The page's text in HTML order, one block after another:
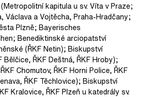
kapitula u sv. Víta v Praze;
Václava a Vojtěcha, Praha-Hradčany;
Plzně; Bayerisches
Benediktinské arciopatství
(ŘKF Netin); Biskupství
ŘKF Deštná, ŘKF Hroby);
Chomutov, ŘKF Horni Police, ŘKF
ŘKF Těchlovice); Biskupství
Kralovice, ŘKF Plzeň u katedrály sv.